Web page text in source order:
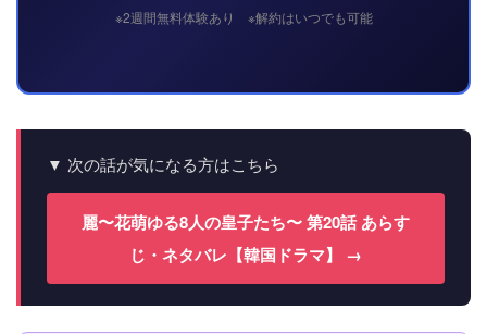
※2週間無料体験あり ※解約はいつでも可能
▼ 次の話が気になる方はこちら
麗〜花萌ゆる8人の皇子たち〜 第20話 あらす
じ・ネタバレ【韓国ドラマ】 →